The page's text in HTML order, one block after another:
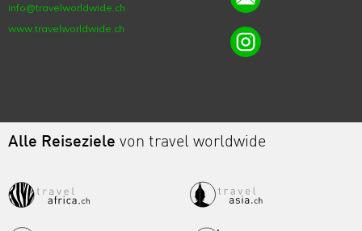
info@travelworldwide.ch
www.travelworldwide.ch
Alle Reiseziele von travel worldwide